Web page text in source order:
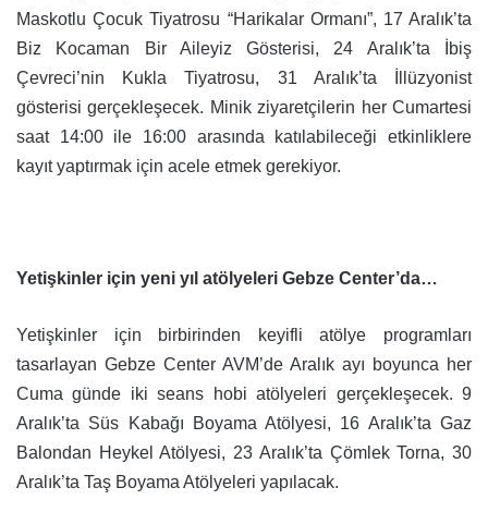
Maskotlu Çocuk Tiyatrosu “Harikalar Ormanı”, 17 Aralık’ta
Biz Kocaman Bir Aileyiz Gösterisi, 24 Aralık’ta İbiş
Çevreci’nin Kukla Tiyatrosu, 31 Aralık’ta İllüzyonist
gösterisi gerçekleşecek. Minik ziyaretçilerin her Cumartesi
saat 14:00 ile 16:00 arasında katılabileceği etkinliklere
kayıt yaptırmak için acele etmek gerekiyor.
Yetişkinler için yeni yıl atölyeleri Gebze Center’da…
Yetişkinler için birbirinden keyifli atölye programları
tasarlayan Gebze Center AVM’de Aralık ayı boyunca her
Cuma günde iki seans hobi atölyeleri gerçekleşecek. 9
Aralık’ta Süs Kabağı Boyama Atölyesi, 16 Aralık’ta Gaz
Balondan Heykel Atölyesi, 23 Aralık’ta Çömlek Torna, 30
Aralık’ta Taş Boyama Atölyeleri yapılacak.